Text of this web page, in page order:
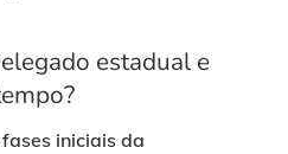
estadual e
iniciais da